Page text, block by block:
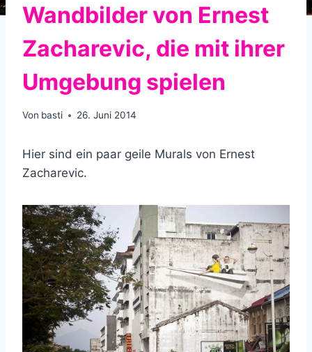
Wandbilder von Ernest
Zacharevic, die mit ihrer
Umgebung spielen
Von basti 26. Juni 2014
Hier sind ein paar geile Murals von Ernest
Zacharevic.